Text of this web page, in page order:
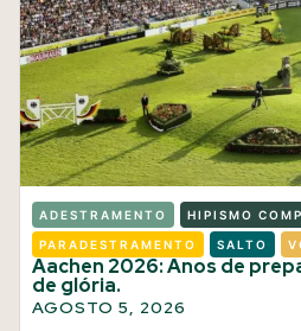
ADESTRAMENTO HIPISMO
PARADESTRAMENTO SALTO
Aachen 2026: Anos de
de glória.
AGOSTO 5, 2026